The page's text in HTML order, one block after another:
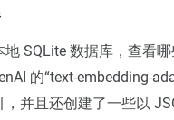
SQLite 数据库，查看
的“text-embedding-
并且还创建了一些以